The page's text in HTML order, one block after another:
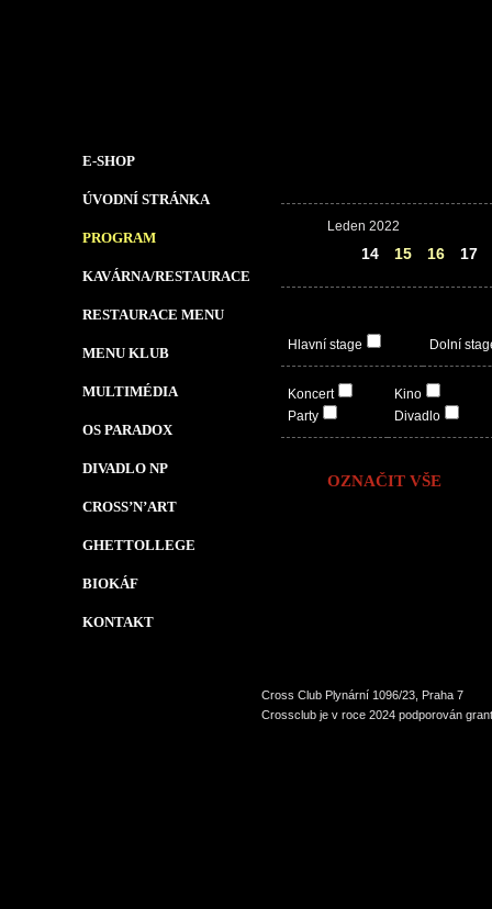
E-SHOP
ÚVODNÍ STRÁNKA
PROGRAM
KAVÁRNA/RESTAURACE
RESTAURACE MENU
MENU KLUB
MULTIMÉDIA
OS PARADOX
DIVADLO NP
CROSS’N’ART
GHETTOLLEGE
BIOKÁF
KONTAKT
Leden 2022
14 15 16 17
Hlavní stage Dolní
Koncert
Party
Kino
Divadlo
OZNAČIT VŠE
Cross Club Plynární 1096/23, Praha 7
Crossclub je v roce 2024 podporován